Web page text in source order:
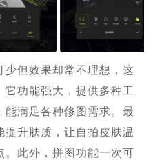
少但效果却常不理想，这
功能强大，提供多种工
满足各种修图需求。最
升肤质，让自拍皮肤温
。此外，拼图功能一次可